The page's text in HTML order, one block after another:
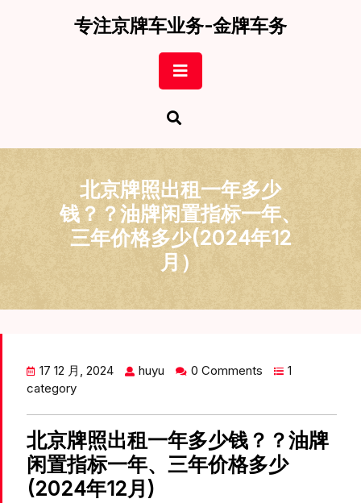
专注京牌车业务-金牌车务
Button
北京牌照出租一年多少
钱？？油牌闲置指标一年、
三年价格多少(2024年12
月）
17 12 月, 2024 huyu 0 Comments
1
category
北京牌照出租一年多少钱？？油牌
闲置指标一年、三年价格多少
(2024年12月)